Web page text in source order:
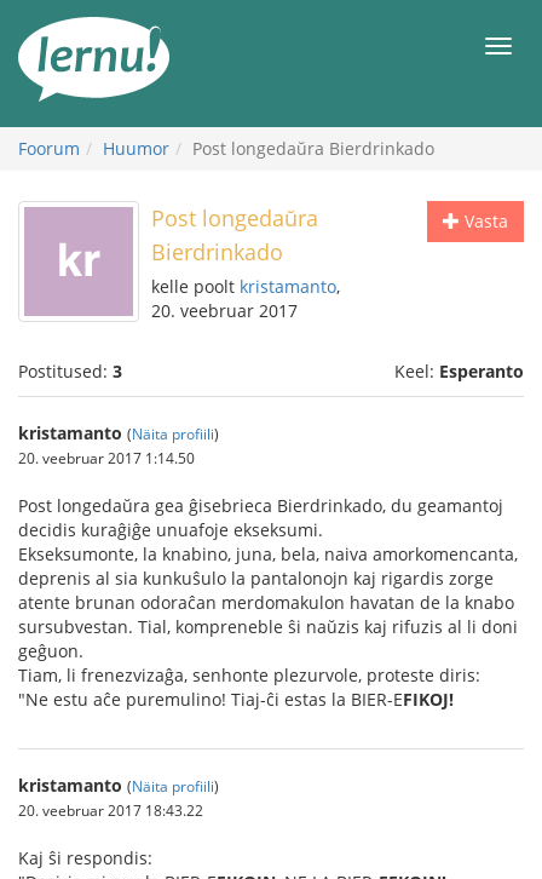
juurde
Foorum Huumor Post longedaŭra Bierdrinkado
Vasta
Post longedaŭra
Bierdrinkado
kelle poolt kristamanto,
20. veebruar 2017
Postitused: 3 Keel: Esperanto
kristamanto (Näita profiili)
20. veebruar 2017 1:14.50
Post longedaŭra gea ĝisebrieca Bierdrinkado, du geamantoj
decidis kuraĝiĝe unuafoje ekseksumi.
Ekseksumonte, la knabino, juna, bela, naiva amorkomencanta,
deprenis al sia kunkuŝulo la pantalonojn kaj rigardis zorge
atente brunan odoraĉan merdomakulon havatan de la knabo
sursubvestan. Tial, kompreneble ŝi naŭzis kaj rifuzis al li doni
geĝuon.
Tiam, li frenezvizaĝa, senhonte plezurvole, proteste diris:
"Ne estu aĉe puremulino! Tiaj-ĉi estas la BIER-EFIKOJ!
kristamanto (Näita profiili)
20. veebruar 2017 18:43.22
Kaj ŝi respondis: